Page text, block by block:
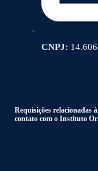
CNPJ:
Requisições relacionadas
contato com o Instituto